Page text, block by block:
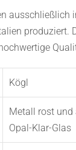
ausschließlich
produziert.
Kögl
Metall rost und
Opal-Klar-Glas